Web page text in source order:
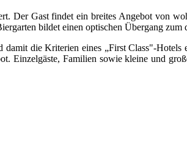
Der Gast findet ein breites Angebot von
bildet einen optischen Übergang zum
die Kriterien eines „First Class"-
Einzelgäste, Familien sowie kleine und